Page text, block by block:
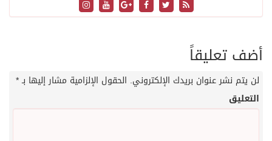
أضف تعليقاً
لن يتم نشر عنوان بريدك الإلكتروني. الحقول الإلزامية مشار إليها بـ*
التعليق